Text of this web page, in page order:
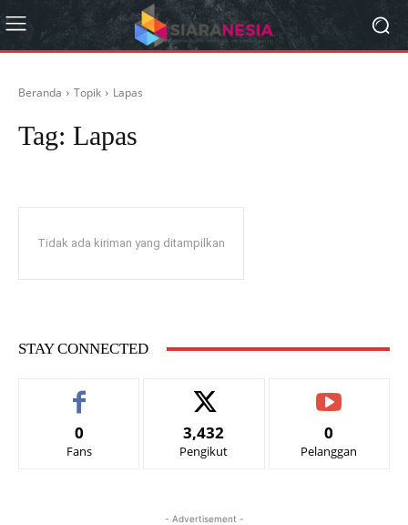
Beranda Topik Lapas
Tag: Lapas
Tidak ada kiriman yang ditampilkan
STAY CONNECTED
0
Fans
3,432
Pengikut
0
Pelanggan
- Advertisement -